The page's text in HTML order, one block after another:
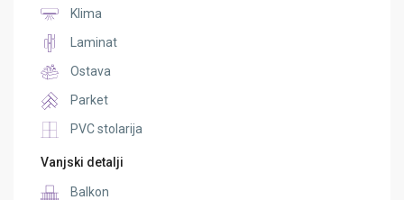
Klima
Laminat
Ostava
Parket
PVC stolarija
Vanjski detalji
Balkon